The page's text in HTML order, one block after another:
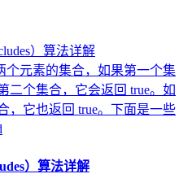
个元素的集合，如果第一个集
二个集合，它会返回 true。如
，它也返回 true。下面是一些
）算法详解